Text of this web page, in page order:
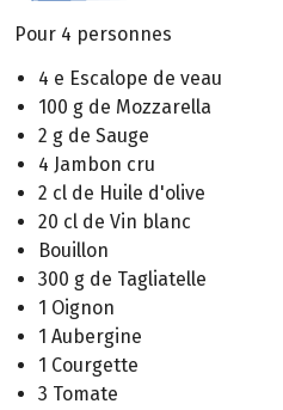
Pour 4 personnes
4 e Escalope de veau
100 g de Mozzarella
2 g de Sauge
4 Jambon cru
2 cl de Huile d'olive
20 cl de Vin blanc
Bouillon
300 g de Tagliatelle
1 Oignon
1 Aubergine
1 Courgette
3 Tomate